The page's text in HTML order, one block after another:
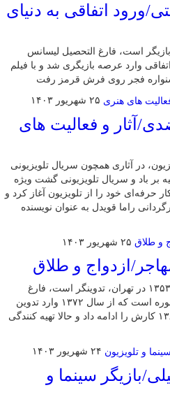
ورود اتفاقی به دنیای
۱۳۷۳ در تهران، بازیگر است، فارغ التحصیل لیسانس
وارد عرصه بازیگری شد و با فیلم
فجر روی فرش قرمز رفت
۲۵ شهریور ۱۴۰۳
آثار و فعالیت های
در آثاری همچون سریال تلویزیونی
بر باد و سریال تلویزیونی گشت ویژه
حرفه‌ای خود را از تلویزیون آغاز کرد و
کارگردانی راما قویدل به عنوان نویسنده
۲۵ شهریور ۱۴۰۳
ازدواج و طلاق
مستانه مهاجر متولد ۱۵ اردیبهشت ۱۳۵۳ در تهران، تدوینگر است، فارغ
التحصیل رشته تدوین از دانشگاه سوره است که از سال ۱۳۷۲ وارد تدوین
شد و به صورت مستقل از سال ۱۳۸۱ کارش را ادامه داد و حالا تهیه کنندگی
۲۴ شهریور ۱۴۰۳
بازیگر سینما و